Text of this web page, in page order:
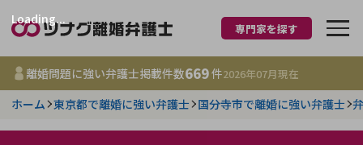
離婚に強い弁護士
都道府県を選択
専門家を探す
離婚問題に強い弁護士掲載件数669件2026年07月現在
ホーム 東京都で離婚に強い弁護士 国分寺市で離婚に強い弁護士
Loading...